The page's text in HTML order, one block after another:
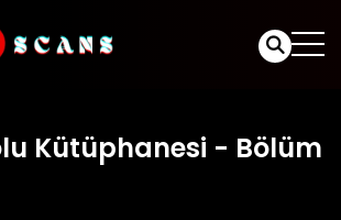
Kütüphanesi - Bölüm